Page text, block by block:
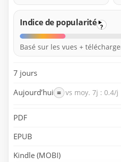
Indice de popularité ?
Basé sur les vues +
7 jours
Aujourd’hui = vs moy. 7j : 0.4/j
PDF
EPUB
Kindle (MOBI)